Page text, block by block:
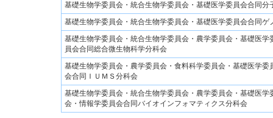
基礎生物学委員会・統合生物学委員会・基礎医学委員会合同分
基礎生物学委員会・統合生物学委員会・基礎医学委員会合同ゲ
基礎生物学委員会・統合生物学委員会・農学委員会・基礎医学
員会合同総合微生物科学分科会
基礎生物学委員会・農学委員会・食料科学委員会・基礎医学委
会合同ＩＵＭＳ分科会
基礎生物学委員会・統合生物学委員会・農学委員会・基礎医学
会・情報学委員会合同バイオインフォマティクス分科会